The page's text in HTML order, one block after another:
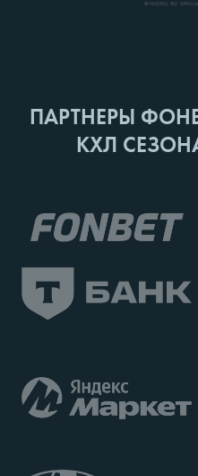
ПАРТНЕРЫ
КХЛ